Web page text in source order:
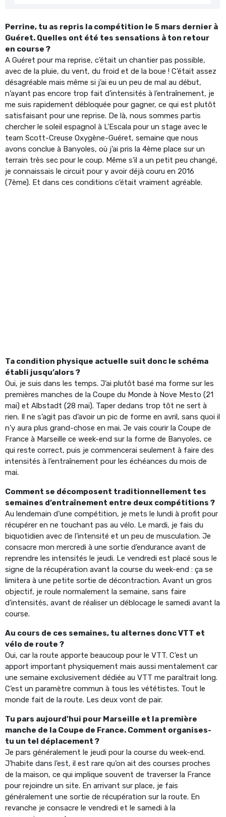
Perrine, tu as repris la compétition le 5 mars dernier à
Guéret. Quelles ont été tes sensations à ton retour
en course ?
A Guéret pour ma reprise, c’était un chantier pas possible,
avec de la pluie, du vent, du froid et de la boue ! C’était assez
désagréable mais même si j’ai eu un peu de mal au début,
n’ayant pas encore trop fait d’intensités à l’entraînement, je
me suis rapidement débloquée pour gagner, ce qui est plutôt
satisfaisant pour une reprise. De là, nous sommes partis
chercher le soleil espagnol à L’Escala pour un stage avec le
team Scott-Creuse Oxygène-Guéret, semaine que nous
avons conclue à Banyoles, où j’ai pris la 4ème place sur un
terrain très sec pour le coup. Même s’il a un petit peu changé,
je connaissais le circuit pour y avoir déjà couru en 2016
(7ème). Et dans ces conditions c’était vraiment agréable.
Ta condition physique actuelle suit donc le schéma
établi jusqu’alors ?
Oui, je suis dans les temps. J’ai plutôt basé ma forme sur les
premières manches de la Coupe du Monde à Nove Mesto (21
mai) et Albstadt (28 mai). Taper dedans trop tôt ne sert à
rien. Il ne s’agit pas d’avoir un pic de forme en avril, sans quoi il
n’y aura plus grand-chose en mai. Je vais courir la Coupe de
France à Marseille ce week-end sur la forme de Banyoles, ce
qui reste correct, puis je commencerai seulement à faire des
intensités à l’entraînement pour les échéances du mois de
mai.
Comment se décomposent traditionnellement tes
semaines d’entraînement entre deux compétitions ?
Au lendemain d’une compétition, je mets le lundi à profit pour
récupérer en ne touchant pas au vélo. Le mardi, je fais du
biquotidien avec de l’intensité et un peu de musculation. Je
consacre mon mercredi à une sortie d’endurance avant de
reprendre les intensités le jeudi. Le vendredi est placé sous le
signe de la récupération avant la course du week-end : ça se
limitera à une petite sortie de décontraction. Avant un gros
objectif, je roule normalement la semaine, sans faire
d’intensités, avant de réaliser un déblocage le samedi avant la
course.
Au cours de ces semaines, tu alternes donc VTT et
vélo de route ?
Oui, car la route apporte beaucoup pour le VTT. C’est un
apport important physiquement mais aussi mentalement car
une semaine exclusivement dédiée au VTT me paraîtrait long.
C’est un paramètre commun à tous les vététistes. Tout le
monde fait de la route. Les deux vont de pair.
Tu pars aujourd’hui pour Marseille et la première
manche de la Coupe de France. Comment organises-
tu un tel déplacement ?
Je pars généralement le jeudi pour la course du week-end.
J’habite dans l’est, il est rare qu’on ait des courses proches
de la maison, ce qui implique souvent de traverser la France
pour rejoindre un site. En arrivant sur place, je fais
généralement une sortie de récupération sur la route. En
revanche je consacre le vendredi et le samedi à la